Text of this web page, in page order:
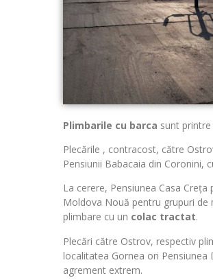
Plimbarile cu barca sunt
Plecările , contracost, către
Pensiunii Babacaia din Coronini,
La cerere, Pensiunea Casa
Moldova Nouă pentru grupuri de
plimbare cu un colac tractat.
Plecări către Ostrov, respectiv
localitatea Gornea ori Pensiunea
agrement extrem.